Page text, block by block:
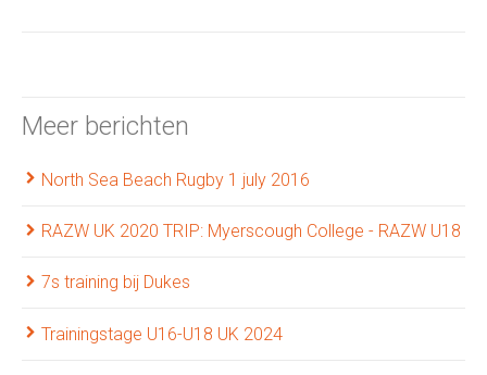
Meer berichten
North Sea Beach Rugby 1 july 2016
RAZW UK 2020 TRIP: Myerscough College - RAZW U18
7s training bij Dukes
Trainingstage U16-U18 UK 2024